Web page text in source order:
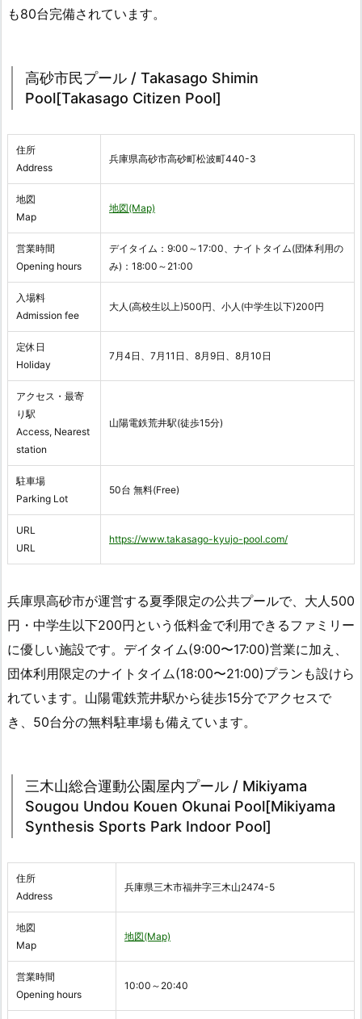
も80台完備されています。
高砂市民プール / Takasago Shimin
Pool[Takasago Citizen Pool]
住所
Address
兵庫県高砂市高砂町松波町440-3
地図
Map
地図(Map)
営業時間
Opening hours
デイタイム：9:00～17:00、ナイトタイム(団体利用の
み)：18:00～21:00
入場料
Admission fee
大人(高校生以上)500円、小人(中学生以下)200円
定休日
Holiday
7月4日、7月11日、8月9日、8月10日
アクセス・最寄
り駅
Access, Nearest
station
山陽電鉄荒井駅(徒歩15分)
駐車場
Parking Lot
50台 無料(Free)
URL
URL
https://www.takasago-kyujo-pool.com/
兵庫県高砂市が運営する夏季限定の公共プールで、大人500
円・中学生以下200円という低料金で利用できるファミリー
に優しい施設です。デイタイム(9:00〜17:00)営業に加え、
団体利用限定のナイトタイム(18:00〜21:00)プランも設けら
れています。山陽電鉄荒井駅から徒歩15分でアクセスで
き、50台分の無料駐車場も備えています。
三木山総合運動公園屋内プール / Mikiyama
Sougou Undou Kouen Okunai Pool[Mikiyama
Synthesis Sports Park Indoor Pool]
住所
Address
兵庫県三木市福井字三木山2474-5
地図
Map
地図(Map)
営業時間
Opening hours
10:00～20:40